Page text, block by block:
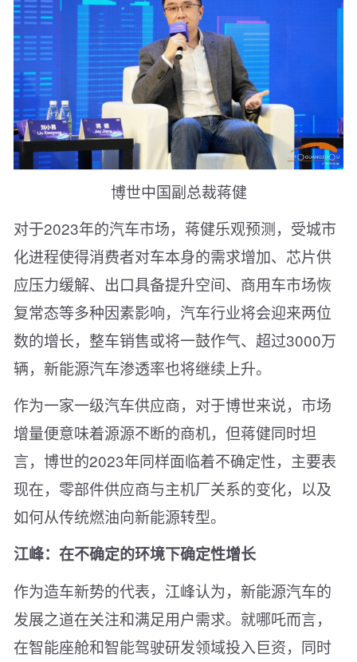
博世中国副总裁蒋健
对于2023年的汽车市场，蒋健乐观预测，受城市
化进程使得消费者对车本身的需求增加、芯片供
应压力缓解、出口具备提升空间、商用车市场恢
复常态等多种因素影响，汽车行业将会迎来两位
数的增长，整车销售或将一鼓作气、超过3000万
辆，新能源汽车渗透率也将继续上升。
作为一家一级汽车供应商，对于博世来说，市场
增量便意味着源源不断的商机，但蒋健同时坦
言，博世的2023年同样面临着不确定性，主要表
现在，零部件供应商与主机厂关系的变化，以及
如何从传统燃油向新能源转型。
江峰：在不确定的环境下确定性增长
作为造车新势的代表，江峰认为，新能源汽车的
发展之道在关注和满足用户需求。就哪吒而言，
在智能座舱和智能驾驶研发领域投入巨资，同时